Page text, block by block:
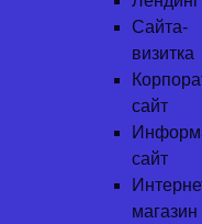
Сайта-
визитка
сайт
сайт
магазин